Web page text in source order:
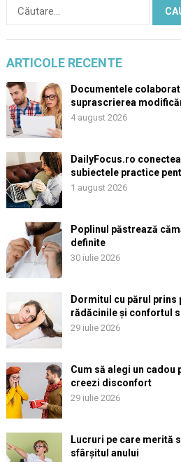
Caută
după:
ARTICOLE RECENTE
Documentele
suprascrierea
4 august 2026
DailyFocus.ro
subiectele practice
1 august 2026
Poplinul păstrează
definite
30 iulie 2026
Dormitul cu părul prins
rădăcinile și confortul
29 iulie 2026
Cum să alegi un cadou
creezi disconfort
29 iulie 2026
Lucruri pe care merită
sfârșitul anului